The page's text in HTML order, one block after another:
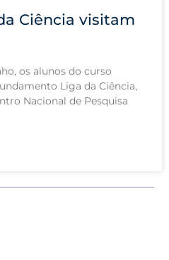
Ciência visitam
os alunos do curso
Liga da Ciência,
Nacional de Pesquisa